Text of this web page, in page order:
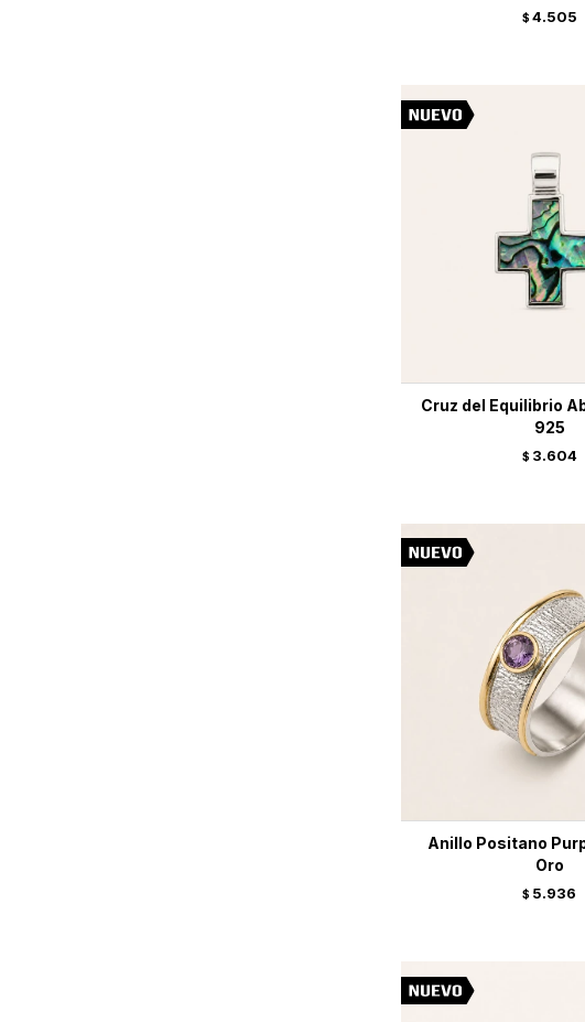
$ 4.505
Cruz del Equilibrio
925
$ 3.604
Anillo Positano
Oro
$ 5.936